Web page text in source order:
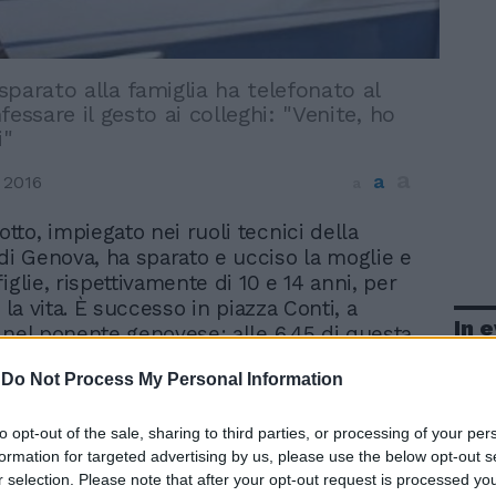
Do Not Process My Personal Information
opt-out of the sale, sharing to third parties, or processing of your
for targeted advertising by us, please use the below opt-out
selection. Please note that after your opt-out request is processed
alla famiglia ha telefonato al
il gesto ai colleghi: "Venite, ho
a
impiegato nei ruoli tecnici della
Genova, ha sparato e ucciso la moglie e
rispettivamente di 10 e 14 anni, per
vita. È successo in piazza Conti, a
ponente genovese: alle 6.45 di questa
telefonato al 113 confessando il gesto, ma
già suicidato.
In